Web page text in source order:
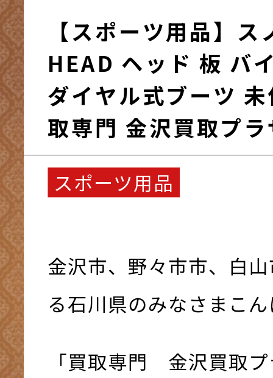
【スポーツ用品】
HEAD ヘッド 板 バ
ダイヤル式ブーツ
取専門 金沢買取プ
スポーツ用品
金沢市、野々市市、白
る石川県のみなさまこ
「買取専門 金沢買取